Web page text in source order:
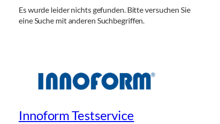
Es wurde leider nichts gefunden. Bitte versuchen Sie
eine Suche mit anderen Suchbegriffen.
Innoform Testservice